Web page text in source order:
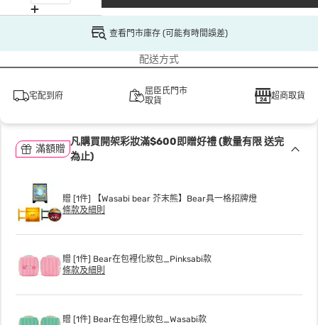
查看門市庫存 (可能有時間誤差)
配送方式
宅配到府
屈臣氏門市
取貨
超商取貨
滿額贈
凡購買開架彩妝滿$600即贈好禮 (數量有限 送完
為止)
贈 [1件] 【Wasabi bear 芥末熊】Bear具一格招牌燈
條款及細則
贈 [1件] Bear在包裡化妝包_Pinksabi款
條款及細則
贈 [1件] Bear在包裡化妝包_Wasabi款